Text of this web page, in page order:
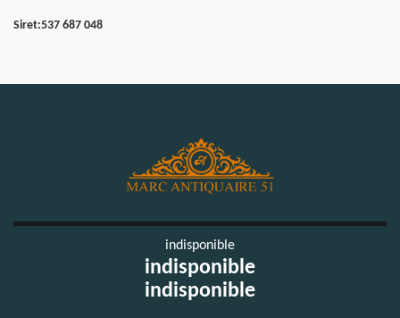
Siret:537 687 048
indisponible
indisponible
indisponible